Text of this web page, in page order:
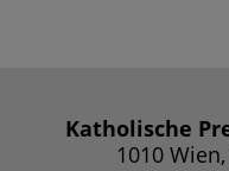
Katholische
1010